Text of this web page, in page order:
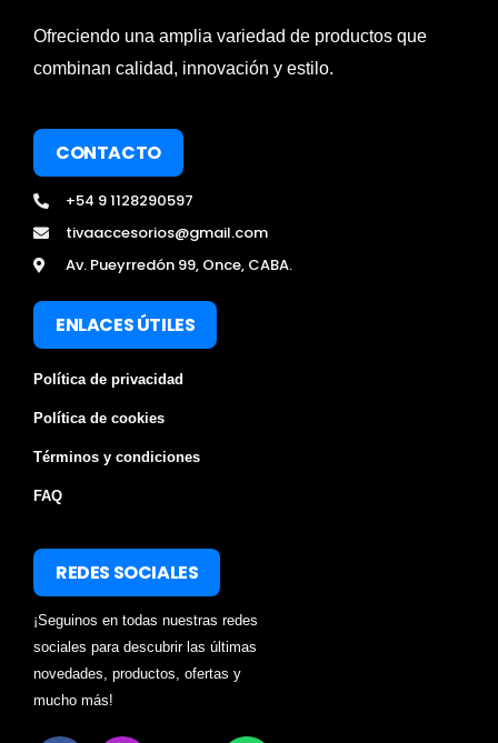
Ofreciendo una amplia variedad de productos que
combinan calidad, innovación y estilo.
CONTACTO
+54 9 1128290597
tivaaccesorios@gmail.com
Av. Pueyrredón 99, Once, CABA.
ENLACES ÚTILES
Política de privacidad
Política de cookies
Términos y condiciones
FAQ
REDES SOCIALES
¡Seguinos en todas nuestras redes
sociales para descubrir las últimas
novedades, productos, ofertas y
mucho más!